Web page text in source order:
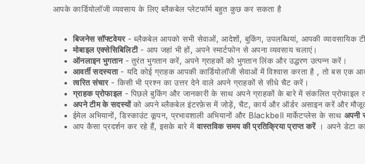
आपके कार्डियोलॉजी व्यवसाय के लिए ब्लैकबेल प्लेटफॉर्म बहुत कुछ कर सकता है
बिजनेस सॉफ्टवेयर- ब्लैकबेल आपको सभी सेवाओं, आदेशों, बुकिंग, उपलब्धियां, आपकी व्यावसायिक
मोबाइल एक्सेसिबिलिटी- आप जहां भी हों, अपने स्मार्टफोन से अपना व्यवसाय चलाएं।
ऑनलाइन भुगतान- तुरंत भुगतान करें, अपने ग्राहकों को भुगतान लिंक और उद्धरण उत्पन्न करें।
आवर्ती सदस्यता- यदि कोई ग्राहक आपकी कार्डियोलॉजी सेवाओं में विश्वास करता है , तो बस एक
त्वरित संचार- किसी भी प्रश्न का उत्तर देने वाले अपने ग्राहकों से सीधे चैट करें।
ग्राहक प्रोफाइल- पिछले बुकिंग और जानकारी के साथ अपने ग्राहकों के बारे में संकलित प्रोफाइल
अपने टीम के सदस्योंको अपने ब्लैकबेल इंटरफ़ेस में जोड़ें, चैट, कार्य और ऑर्डर असाइन करें और
ईमेल अभियानों, डिस्काउंट कूपन, प्रभावशाली अभियानों और Blackbell मार्केटप्लेस के साथ अपनी
आप कैसा प्रदर्शन कर रहे हैं, इसके बारे मेंवास्तविक समय की प्रतिक्रिया प्राप्त करें। अपने डेटा